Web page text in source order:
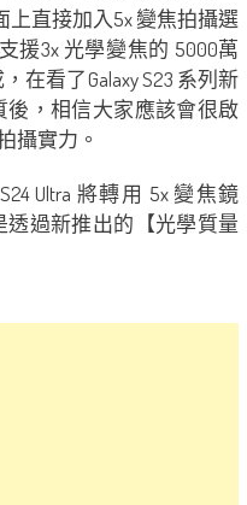
上直接加入5x 變焦拍攝選
援3x 光學變焦的 5000萬
在看了Galaxy S23 系列新
，相信大家應該會很啟
攝實力。
Ultra 將轉用 5x 變焦鏡
過新推出的【光學質量